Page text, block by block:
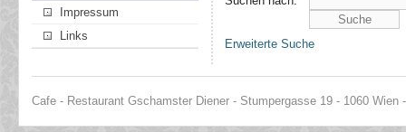
Impressum
Links
Erweiterte Suche
Cafe - Restaurant Gschamster Diener - Stumpergasse 19 - 1060 Wien